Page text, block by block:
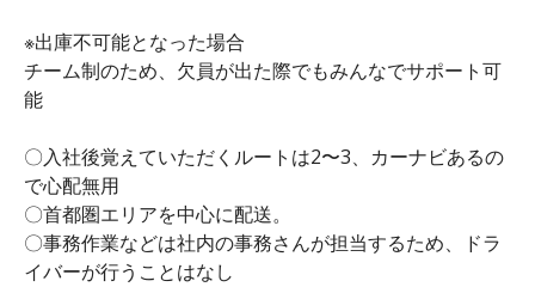
※出庫不可能となった場合
チーム制のため、欠員が出た際でもみんなでサポート可
能
〇入社後覚えていただくルートは2〜3、カーナビあるの
で心配無用
〇首都圏エリアを中心に配送。
〇事務作業などは社内の事務さんが担当するため、ドラ
イバーが行うことはなし